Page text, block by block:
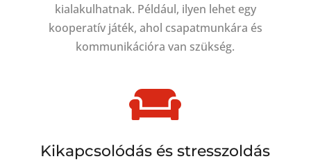
kialakulhatnak. Például, ilyen lehet egy
kooperatív játék, ahol csapatmunkára és
kommunikációra van szükség.

Kikapcsolódás és stresszoldás